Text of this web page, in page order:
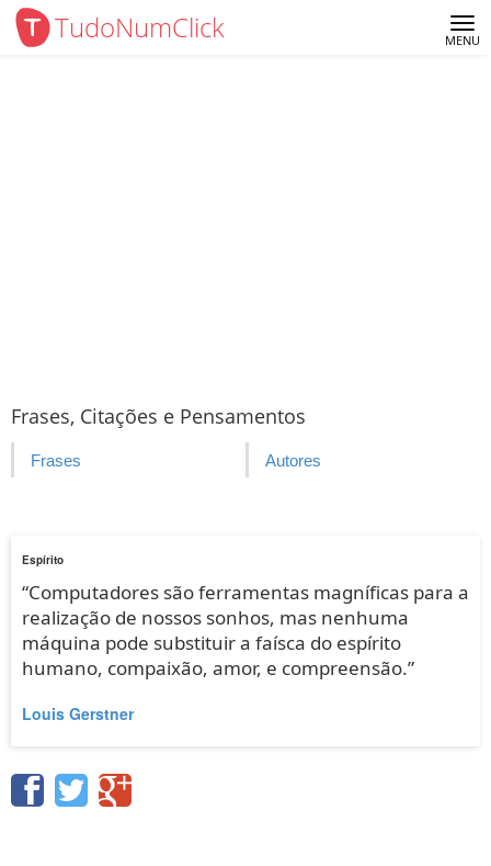
TudoNumClick MENU
Frases, Citações e Pensamentos
Frases Autores
Espírito
“Computadores são ferramentas magníficas para a
realização de nossos sonhos, mas nenhuma
máquina pode substituir a faísca do espírito
humano, compaixão, amor, e compreensão.”
Louis Gerstner